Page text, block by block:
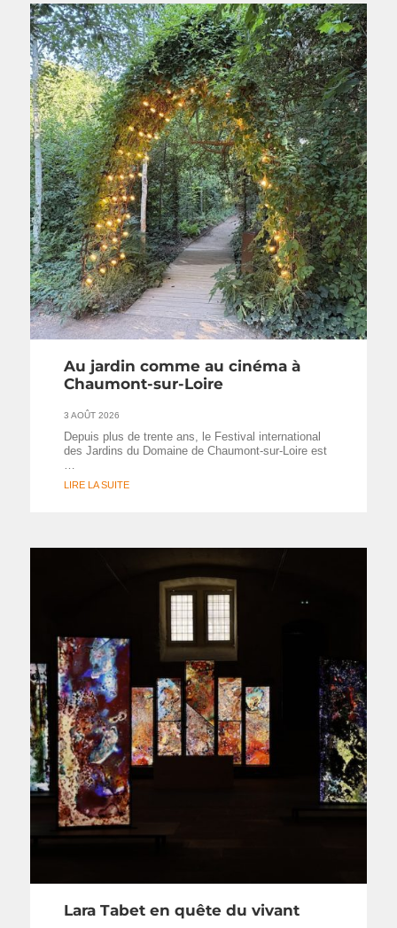
Au jardin comme au cinéma à
Chaumont-sur-Loire
3 AOÛT 2026
Depuis plus de trente ans, le Festival international
des Jardins du Domaine de Chaumont-sur-Loire est
LIRE LA SUITE
Lara Tabet en quête du vivant